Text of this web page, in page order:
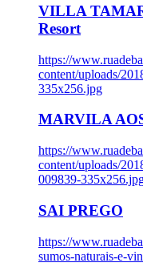
VILLA
Resort
https://
content/uploads/
335x256.jpg
MARVILA
https://
content/uploads/
009839-
SAI PREGO
https://
sumos-naturais-e-